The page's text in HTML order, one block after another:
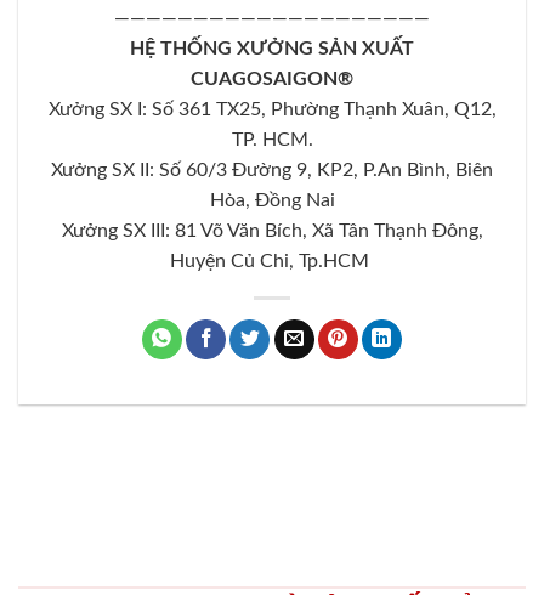
————————————————————
HỆ THỐNG XƯỞNG SẢN XUẤT
CUAGOSAIGON®
Xưởng SX I: Số 361 TX25, Phường Thạnh Xuân, Q12,
TP. HCM.
Xưởng SX II: Số 60/3 Đường 9, KP2, P.An Bình, Biên
Hòa, Đồng Nai
Xưởng SX III: 81 Võ Văn Bích, Xã Tân Thạnh Đông,
Huyện Củ Chi, Tp.HCM